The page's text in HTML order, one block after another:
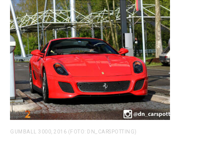
GUMBALL 3000, 2016 (FOTO: DN_CARSPOTTING)